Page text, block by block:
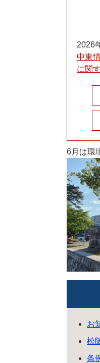
2026
中東
に関
6月は環
お
松
条